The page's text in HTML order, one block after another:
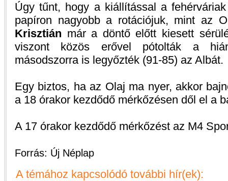
Úgy tűnt, hogy a kiállítással a
papíron nagyobb a rotációjuk, mint az
Krisztián már a döntő előtt kiesett
viszont közös erővel pótolták a
másodszorra is legyőzték (91-85) az Albát.
Egy biztos, ha az Olaj ma nyer, akkor
a 18 órakor kezdődő mérkőzésen dől el a
A 17 órakor kezdődő mérkőzést az M4
Forrás: Új Néplap
A témához kapcsolódó további hír(ek):